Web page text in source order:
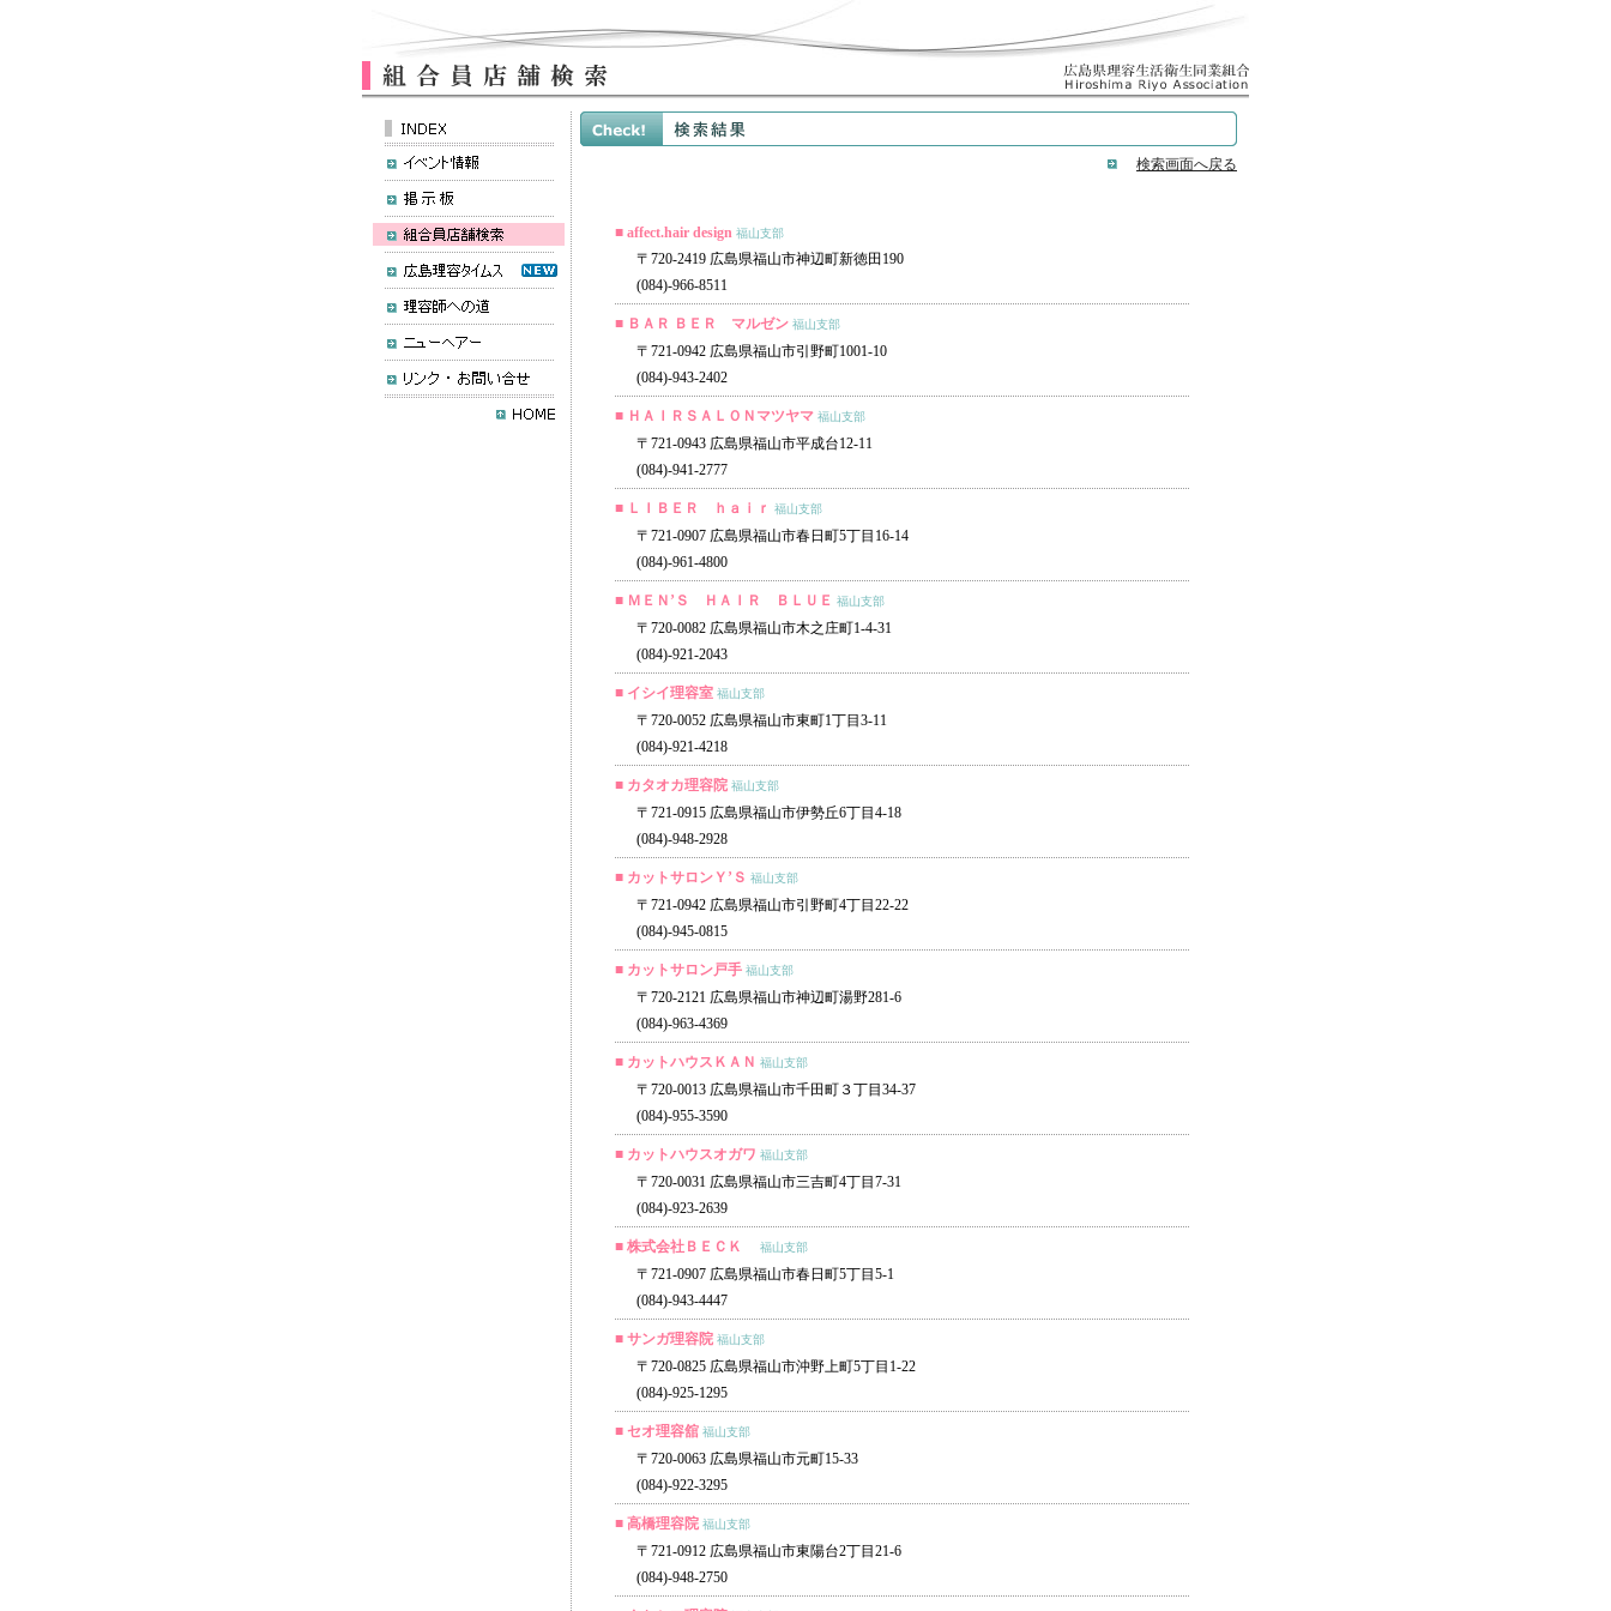
検索画面へ戻る
■ affect.hair design 福山支部
〒720-2419 広島県福山市神辺町新徳田190
(084)-966-8511
■ ＢＡＲ ＢＥＲ マルゼン 福山支部
〒721-0942 広島県福山市引野町1001-10
(084)-943-2402
■ ＨＡＩＲＳＡＬＯＮマツヤマ 福山支部
〒721-0943 広島県福山市平成台12-11
(084)-941-2777
■ ＬＩＢＥＲ ｈａｉｒ 福山支部
〒721-0907 広島県福山市春日町5丁目16-14
(084)-961-4800
■ ＭＥＮ’Ｓ ＨＡＩＲ ＢＬＵＥ 福山支部
〒720-0082 広島県福山市木之庄町1-4-31
(084)-921-2043
■ イシイ理容室 福山支部
〒720-0052 広島県福山市東町1丁目3-11
(084)-921-4218
■ カタオカ理容院 福山支部
〒721-0915 広島県福山市伊勢丘6丁目4-18
(084)-948-2928
■ カットサロンＹ’Ｓ 福山支部
〒721-0942 広島県福山市引野町4丁目22-22
(084)-945-0815
■ カットサロン戸手 福山支部
〒720-2121 広島県福山市神辺町湯野281-6
(084)-963-4369
■ カットハウスＫＡＮ 福山支部
〒720-0013 広島県福山市千田町３丁目34-37
(084)-955-3590
■ カットハウスオガワ 福山支部
〒720-0031 広島県福山市三吉町4丁目7-31
(084)-923-2639
■ 株式会社ＢＥＣＫ 福山支部
〒721-0907 広島県福山市春日町5丁目5-1
(084)-943-4447
■ サンガ理容院 福山支部
〒720-0825 広島県福山市沖野上町5丁目1-22
(084)-925-1295
■ セオ理容舘 福山支部
〒720-0063 広島県福山市元町15-33
(084)-922-3295
■ 高橋理容院 福山支部
〒721-0912 広島県福山市東陽台2丁目21-6
(084)-948-2750